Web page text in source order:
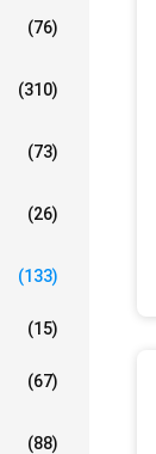
(76)
(310)
(73)
(26)
(133)
(15)
(67)
(88)